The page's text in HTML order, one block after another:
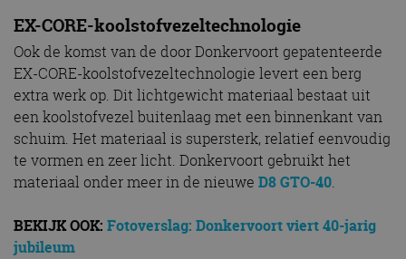
EX-CORE-koolstofvezeltechnologie
Ook de komst van de door Donkervoort gepatenteerde
EX-CORE-koolstofvezeltechnologie levert een berg
extra werk op. Dit lichtgewicht materiaal bestaat uit
een koolstofvezel buitenlaag met een binnenkant van
schuim. Het materiaal is supersterk, relatief eenvoudig
te vormen en zeer licht. Donkervoort gebruikt het
materiaal onder meer in de nieuwe D8 GTO-40.
BEKIJK OOK: Fotoverslag: Donkervoort viert 40-jarig
jubileum